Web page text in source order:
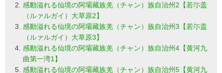
感動溢れる仙境の阿壩藏族羌（チャン）族自治州2【若尓盖
（ルァルガイ）大草原2】
感動溢れる仙境の阿壩藏族羌（チャン）族自治州3【若尓盖
（ルァルガイ）大草原3】
感動溢れる仙境の阿壩藏族羌（チャン）族自治州4【黄河九
曲第一湾1】
感動溢れる仙境の阿壩藏族羌（チャン）族自治州5【黄河九